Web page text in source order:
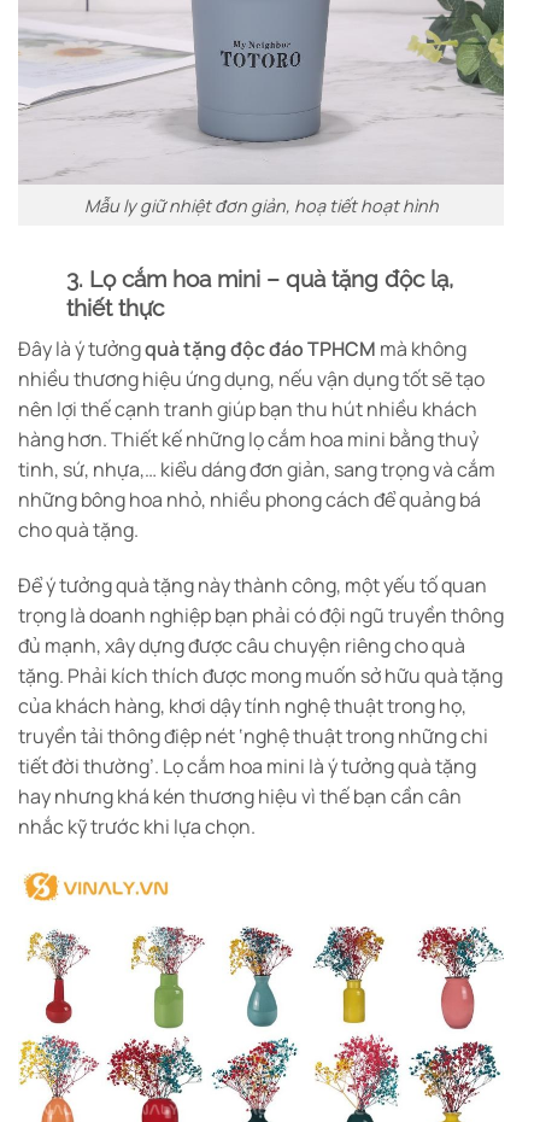
Mẫu ly giữ nhiệt đơn giản, hoạ tiết hoạt hình
3. Lọ cắm hoa mini – quà tặng độc lạ,
thiết thực
Đây là ý tưởngquà tặng độc đáo TPHCM mà không
nhiều thương hiệu ứng dụng, nếu vận dụng tốt sẽ tạo
nên lợi thế cạnh tranh giúp bạn thu hút nhiều khách
hàng hơn. Thiết kế những lọ cắm hoa mini bằng thuỷ
tinh, sứ, nhựa,… kiểu dáng đơn giản, sang trọng và cắm
những bông hoa nhỏ, nhiều phong cách để quảng bá
cho quà tặng.
Để ý tưởng quà tặng này thành công, một yếu tố quan
trọng là doanh nghiệp bạn phải có đội ngũ truyền thông
đủ mạnh, xây dựng được câu chuyện riêng cho quà
tặng. Phải kích thích được mong muốn sở hữu quà tặng
của khách hàng, khơi dậy tính nghệ thuật trong họ,
truyền tải thông điệp nét ‘nghệ thuật trong những chi
tiết đời thường’. Lọ cắm hoa mini là ý tưởng quà tặng
hay nhưng khá kén thương hiệu vì thế bạn cần cân
nhắc kỹ trước khi lựa chọn.